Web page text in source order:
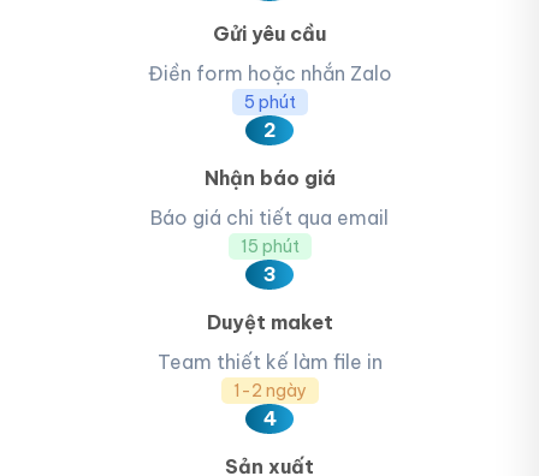
Gửi yêu cầu
Điền form hoặc nhắn Zalo
5 phút
2
Nhận báo giá
Báo giá chi tiết qua email
15 phút
3
Duyệt maket
Team thiết kế làm file in
1-2 ngày
4
Sản xuất